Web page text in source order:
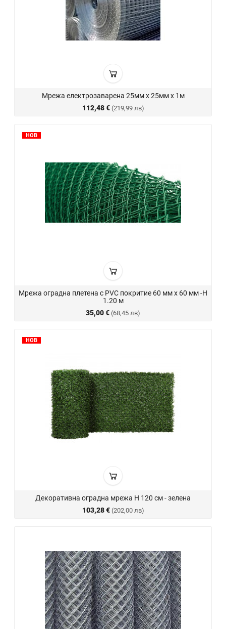
Мрежа електрозаварена 25мм х 25мм х 1м
112,48 € (219,99 лв)
НОВ
Мрежа оградна плетена с PVC покритие 60 мм х 60 мм -H
1.20 м
35,00 € (68,45 лв)
НОВ
Декоративна оградна мрежа H 120 см - зелена
103,28 € (202,00 лв)